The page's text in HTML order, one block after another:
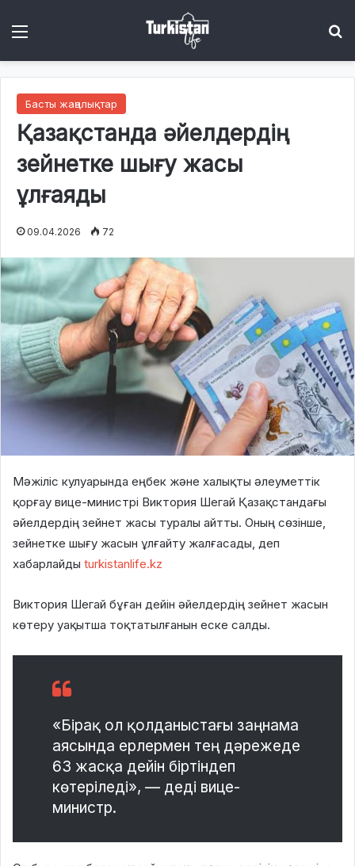
Басты жаңалықтар
Қазақстанда әйелдердің
зейнетке шығу жасы
ұлғаяды
09.04.2026 72
Мәжіліс кулуарында еңбек және халықты әлеуметтік
қорғау вице-министрі Виктория Шегай Қазақстандағы
әйелдердің зейнет жасы туралы айтты. Оның сөзінше,
зейнетке шығу жасын ұлғайту жалғасады, деп
хабарлайды turkistanlife.kz
Виктория Шегай бұған дейін әйелдердің зейнет жасын
көтеру уақытша тоқтатылғанын еске салды.
«Бірақ ол қолданыстағы заңнама
аясында ерлермен тең дәрежеде
63 жасқа дейін біртіндеп
көтеріледі», — деді вице-
министр.